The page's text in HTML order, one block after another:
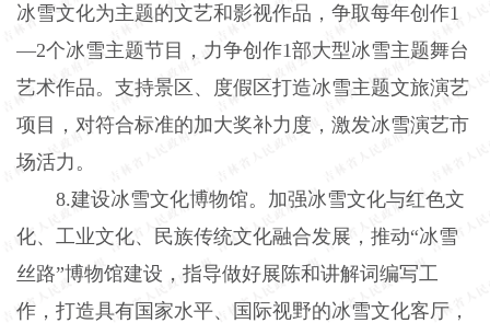
冰雪文化为主题的文艺和影视作品，争取每年创作1
—2个冰雪主题节目，力争创作1部大型冰雪主题舞台
艺术作品。支持景区、度假区打造冰雪主题文旅演艺
项目，对符合标准的加大奖补力度，激发冰雪演艺市
场活力。
8.建设冰雪文化博物馆。加强冰雪文化与红色文
化、工业文化、民族传统文化融合发展，推动“冰雪
丝路”博物馆建设，指导做好展陈和讲解词编写工
作，打造具有国家水平、国际视野的冰雪文化客厅，